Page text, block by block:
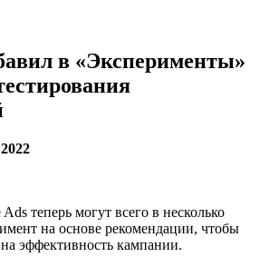
в «Эксперименты»
теперь могут всего в несколько
на основе рекомендации, чтобы
эффективность кампании.